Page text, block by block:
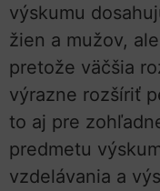
výskumu
žien a mužov,
pretože väčšia
výrazne rozšíriť
to aj pre
predmetu
vzdelávania a